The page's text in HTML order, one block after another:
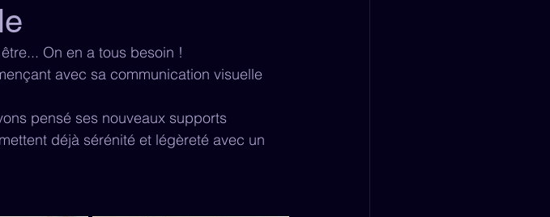
On en a tous besoin !
avec sa communication visuelle
pensé ses nouveaux supports
déjà sérénité et légèreté avec un